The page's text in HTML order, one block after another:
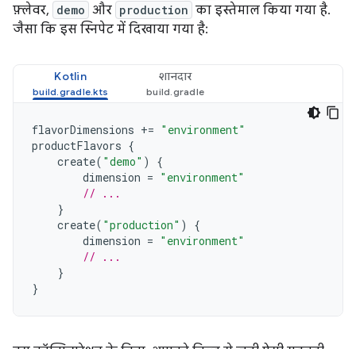
फ़्लेवर, demo और production का इस्तेमाल किया गया है.
जैसा कि इस स्निपेट में दिखाया गया है:
Kotlin शानदार
flavorDimensions += "environment"
productFlavors {
create( "demo" )
{
dimension = "environment"
// ...
}
create( "production" )
{
dimension = "environment"
// ...
}
}